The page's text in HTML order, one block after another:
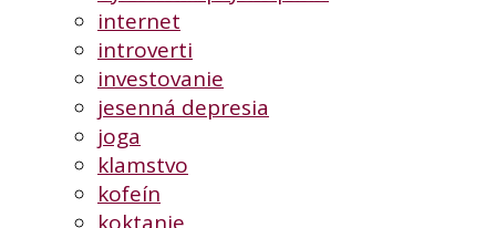
internet
introverti
investovanie
jesenná depresia
joga
klamstvo
kofeín